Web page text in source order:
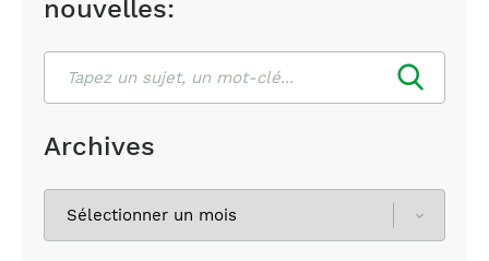
nouvelles:
Archives